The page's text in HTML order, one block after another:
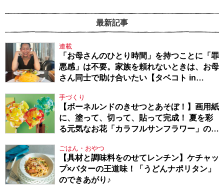
最新記事
連載
「お母さんのひとり時間」を持つことに「罪
悪感」は不要。家族を頼れないときは、お母
さん同士で助け合いたい【タベコト in
手づくり
【ボーネルンドのきせつとあそぼ！】画用紙
に、塗って、切って、貼って完成！ 夏を彩
る元気なお花「カラフルサンフラワー」の作
ごはん・おやつ
【具材と調味料をのせてレンチン】ケチャッ
プ×バターの王道味！「うどんナポリタン」
のできあがり♪